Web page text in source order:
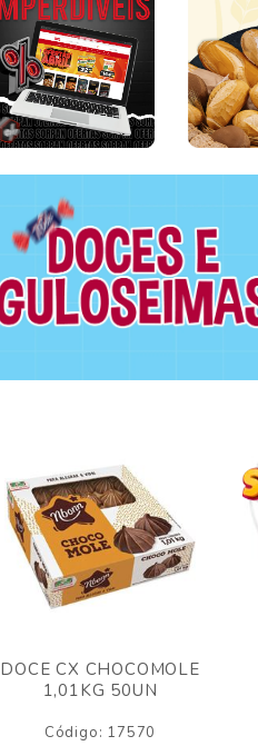
DOCE CX CHOCOMOLE
1,01KG 50UN
Código: 17570